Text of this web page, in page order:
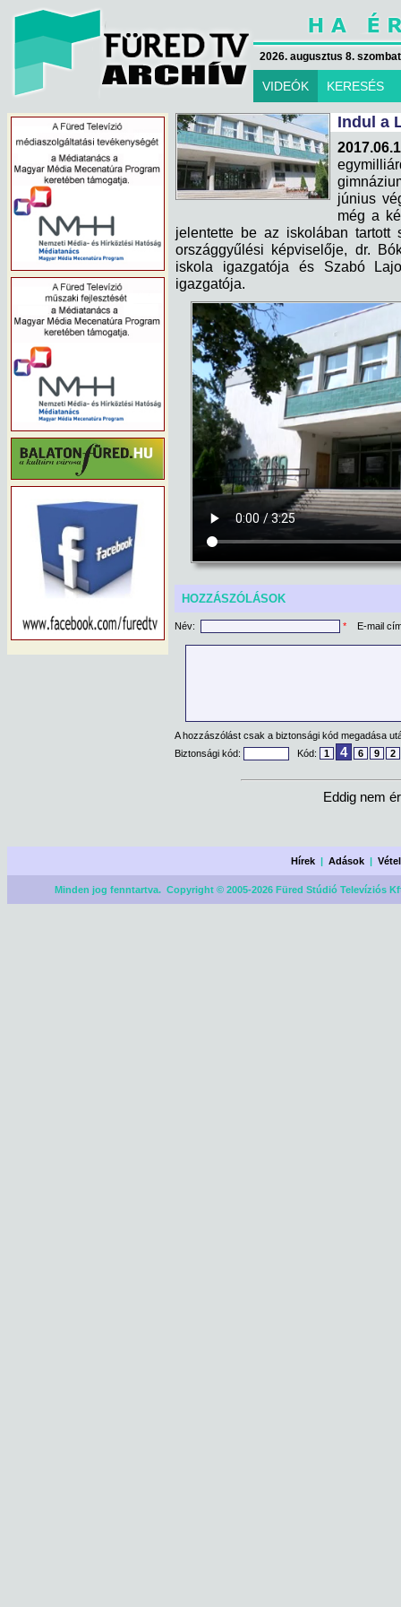
2026. augusztus 8.
VIDEÓK KERESÉS
Indul a
június
még a
jelentette be az iskolában tartott
országgyűlési képviselője, dr.
iskola igazgatója és Szabó
igazgatója.
HOZZÁSZÓLÁSOK
Név: * E-mail
A hozzászólást csak a biztonsági kód megadása
Biztonsági kód:
Kód: 1 4 6 9 2
Eddig nem
Hírek |Adások |
Minden jog fenntartva. Copyright © 2005-2026 Füred Stúdió Televíziós